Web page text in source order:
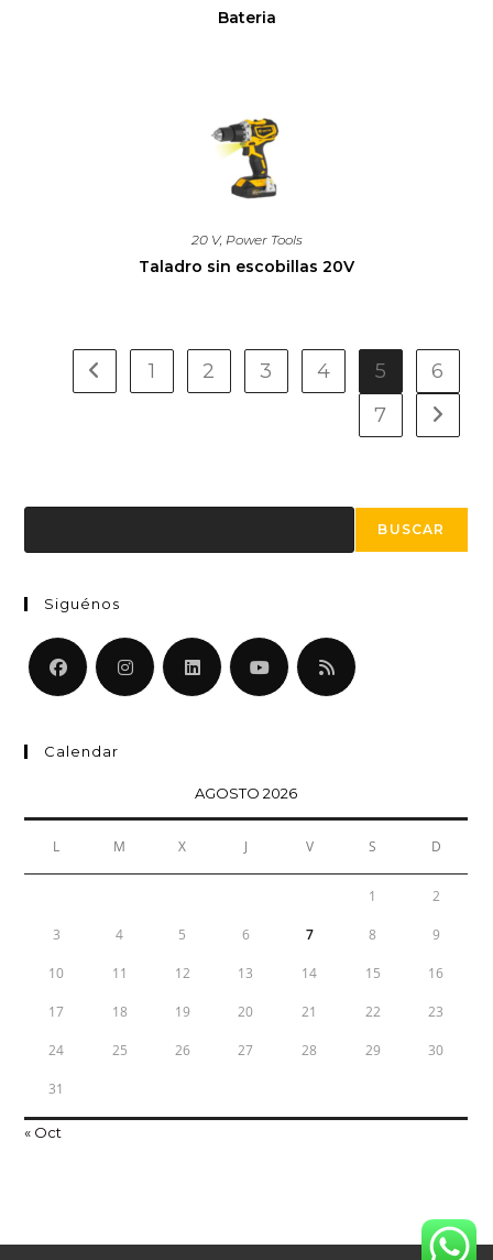
Bateria
20 V, Power Tools
Taladro sin escobillas 20V
1 2 3 4 5
6
7
BUSCAR
Siguénos
Calendar
AGOSTO 2026
L M X J V S D
1 2
3 4 5 6 7 8 9
10 11 12 13 14 15 16
17 18 19 20 21 22 23
24 25 26 27 28 29 30
31
« Oct